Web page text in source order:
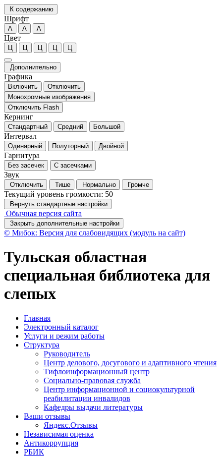
К содержанию
Шрифт
А А А
Цвет
Ц Ц Ц Ц Ц
Дополнительно
Графика
Включить
Отключить
Монохромные изображения
Отключить Flash
Кернинг
Стандартный Средний Большой
Интервал
Одинарный Полуторный Двойной
Гарнитура
Без засечек С засечками
Звук
Отключить Тише Нормально Громче
Текущий уровень громкости: 50
Вернуть стандартные настройки
Обычная версия сайта
Закрыть дополнительные настройки
© Мибок: Версия для слабовидящих (модуль на сайт)
Тульская областная
специальная библиотека для
слепых
Главная
Электронный каталог
Услуги и режим работы
Структура
Руководитель
Центр делового, досугового и адаптивного чтения
Тифлоинформационный центр
Социально-правовая служба
Центр информационной и социокультурной
реабилитации инвалидов
Кафедры выдачи литературы
Ваши отзывы
Яндекс.Отзывы
Независимая оценка
Антикоррупция
РБИК